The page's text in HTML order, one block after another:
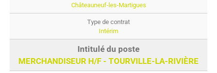
Châteauneuf-les-Martigues
Intérim
MERCHANDISEUR H/F - TOURVILLE-LA-RIVIÈRE